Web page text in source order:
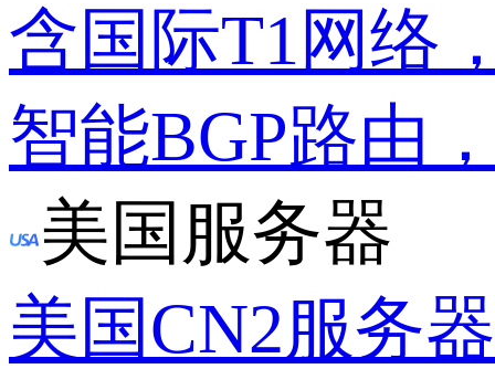
含国际T1网络
智能BGP路由
美国服务器
美国CN2服务器